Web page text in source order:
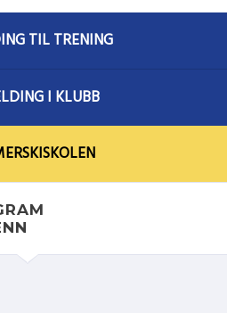
TIL TRENING
I KLUBB